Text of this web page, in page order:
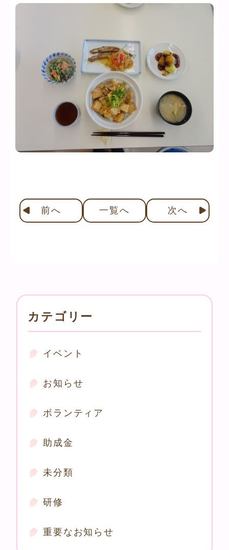
前へ 一覧へ 次へ
カテゴリー
イベント
お知らせ
ボランティア
助成金
未分類
研修
重要なお知らせ